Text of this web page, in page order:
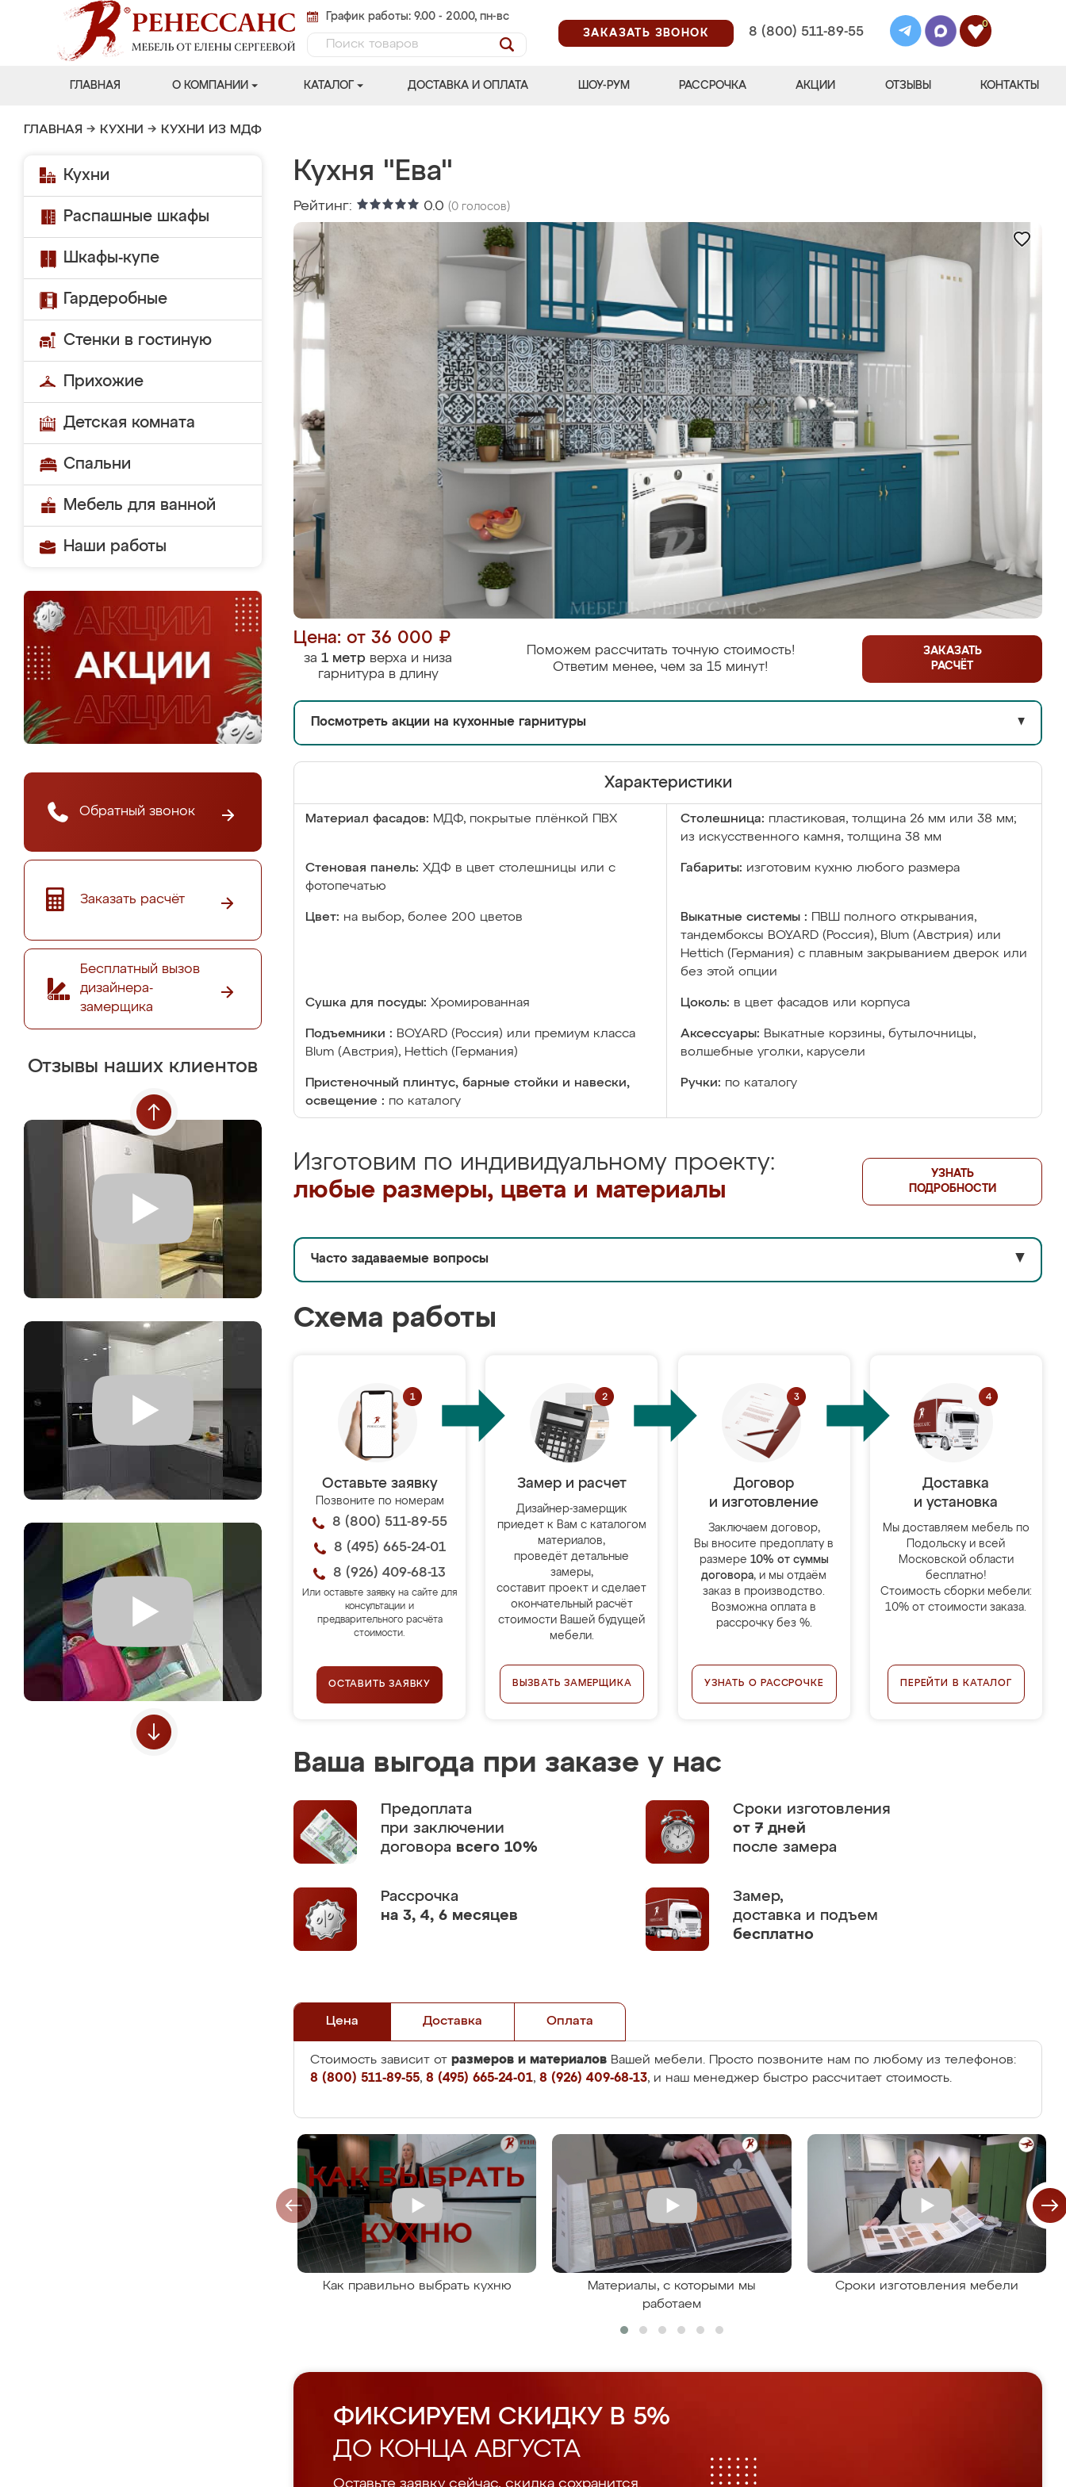
График работы: 9.00 - 20.00, пн-вс
ЗАКАЗАТЬ ЗВОНОК
8 (800) 511-89-55
0
ГЛАВНАЯ О КОМПАНИИ КАТАЛОГ ДОСТАВКА И ОПЛАТА ШОУ-РУМ РАССРОЧКА АКЦИИ ОТЗЫВЫ КОНТАКТЫ
ГЛАВНАЯ → КУХНИ → КУХНИ ИЗ МДФ
Кухни
Распашные шкафы
Шкафы-купе
Гардеробные
Стенки в гостиную
Прихожие
Детская комната
Спальни
Мебель для ванной
Наши работы
Обратный звонок
Заказать расчёт
Бесплатный вызов
дизайнера-
замерщика
Отзывы наших клиентов
Кухня "Ева"
Рейтинг: 0.0 (0 голосов)
Цена: от 36 000 ₽
за 1 метр верха и низа
гарнитура в длину
Поможем рассчитать точную стоимость!
Ответим менее, чем за 15 минут!
ЗАКАЗАТЬ
РАСЧЁТ
Посмотреть акции на кухонные гарнитуры ▼
Характеристики
Материал фасадов: МДФ, покрытые плёнкой ПВХ Столешница: пластиковая, толщина 26 мм или 38 мм;
из искусственного камня, толщина 38 мм
Стеновая панель: ХДФ в цвет столешницы или с
фотопечатью
Габариты: изготовим кухню любого размера
Цвет: на выбор, более 200 цветов Выкатные системы :
ПВШ полного открывания,
тандембоксы BOYARD (Россия), Blum (Австрия) или
Hettich (Германия) с плавным закрыванием дверок или
без этой опции
Сушка для посуды: Хромированная Цоколь: в цвет фасадов или корпуса
Подъемники : BOYARD (Россия) или премиум класса
Blum (Австрия), Hettich (Германия)
Аксессуары: Выкатные корзины, бутылочницы,
волшебные уголки, карусели
Пристеночный плинтус, барные стойки и навески,
освещение : по каталогу
Ручки: по каталогу
Изготовим по индивидуальному проекту:
любые размеры, цвета и материалы
УЗНАТЬ
ПОДРОБНОСТИ
Часто задаваемые вопросы ▼
Схема работы
Оставьте заявку
Позвоните по номерам
8 (800) 511-89-55
8 (495) 665-24-01
8 (926) 409-68-13
Или оставьте заявку на сайте для
консультации и
предварительного расчёта
стоимости.
ОСТАВИТЬ ЗАЯВКУ
Замер и расчет
Дизайнер-замерщик
приедет к Вам с каталогом
материалов,
проведёт детальные
замеры,
составит проект и сделает
окончательный расчёт
стоимости Вашей будущей
мебели.
ВЫЗВАТЬ ЗАМЕРЩИКА
Договор
и изготовление
Заключаем договор,
Вы вносите предоплату в
размере 10% от суммы
договора, и мы отдаём
заказ в производство.
Возможна оплата в
рассрочку без %.
УЗНАТЬ О РАССРОЧКЕ
Доставка
и установка
Мы доставляем мебель по
Подольску и всей
Московской области
бесплатно!
Стоимость сборки мебели:
10% от стоимости заказа.
ПЕРЕЙТИ В КАТАЛОГ
Ваша выгода при заказе у нас
Предоплата
при заключении
договора всего 10%
Сроки изготовления
от 7 дней
после замера
Рассрочка
на 3, 4, 6 месяцев
Замер,
доставка и подъем
бесплатно
Цена Доставка Оплата
Стоимость зависит от размеров и материалов Вашей мебели. Просто позвоните нам по любому из телефонов:
8 (800) 511-89-55, 8 (495) 665-24-01, 8 (926) 409-68-13, и наш менеджер быстро рассчитает стоимость.
Как правильно выбрать кухню
Материалы, с которыми мы
работаем
Сроки изготовления мебели
ФИКСИРУЕМ СКИДКУ В 5%
ДО КОНЦА АВГУСТА
Оставьте заявку сейчас, скидка сохранится.